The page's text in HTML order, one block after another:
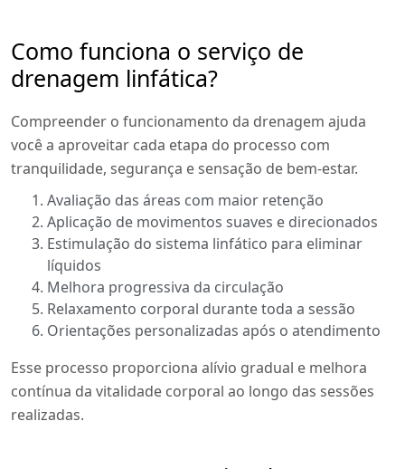
Como funciona o serviço de
drenagem linfática?
Compreender o funcionamento da drenagem ajuda
você a aproveitar cada etapa do processo com
tranquilidade, segurança e sensação de bem-estar.
Avaliação das áreas com maior retenção
Aplicação de movimentos suaves e direcionados
Estimulação do sistema linfático para eliminar
líquidos
Melhora progressiva da circulação
Relaxamento corporal durante toda a sessão
Orientações personalizadas após o atendimento
Esse processo proporciona alívio gradual e melhora
contínua da vitalidade corporal ao longo das sessões
realizadas.